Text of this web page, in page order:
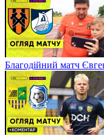
Благодійний матч